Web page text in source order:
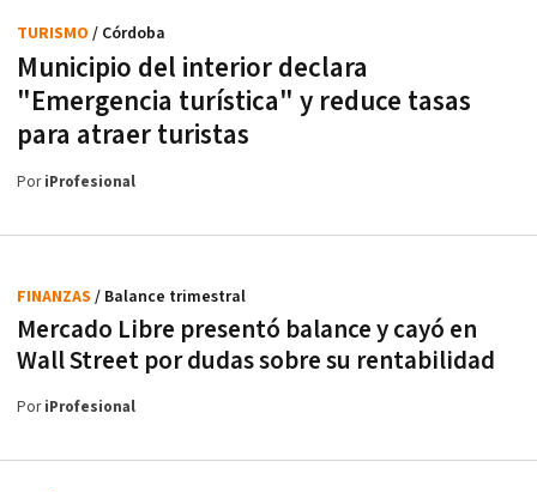
Municipio del interior declara
"Emergencia turística" y reduce tasas
para atraer turistas
TURISMO / Córdoba
PoriProfesional
Mercado Libre presentó balance y cayó en
Wall Street por dudas sobre su rentabilidad
FINANZAS / Balance trimestral
PoriProfesional